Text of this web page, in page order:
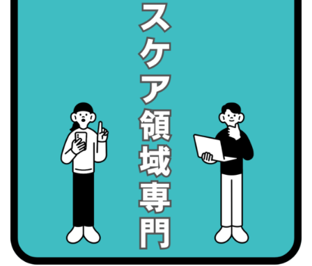
・職場の健康診断実施強化月間
2026/09/08(火)
・がん征圧月間
・世界アルツハイマー月間
・職場の健康診断実施強化月間
・スッキリ美腸の日